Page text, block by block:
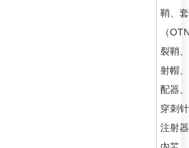
鞘、
（
裂鞘
射帽
配器
穿刺
注射